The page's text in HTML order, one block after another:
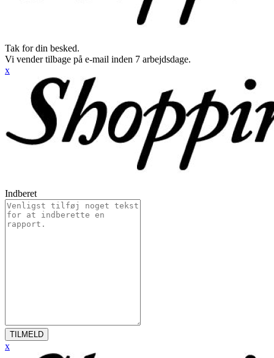
Tak for din besked.
Vi vender tilbage på e-mail inden 7 arbejdsdage.
x
Indberet
TILMELD
x